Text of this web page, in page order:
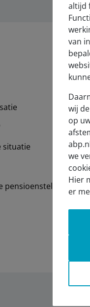
situatie
altijd
van
wij
op
we
Hier
er